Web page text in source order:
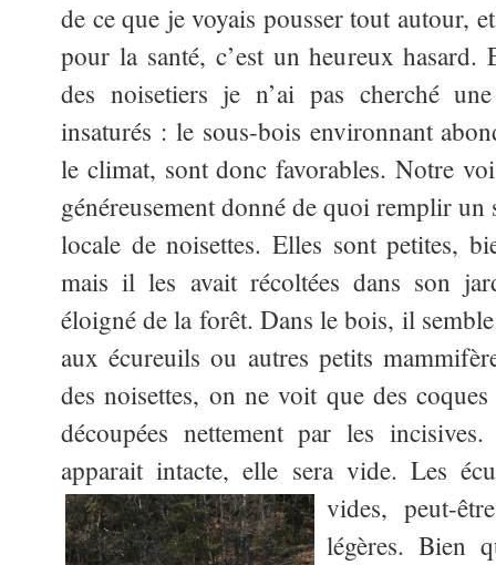
de ce que je voyais pousser tout autour,
pour la santé, c’est un heureux hasard.
des noisetiers je n’ai pas cherché
insaturés : le sous-bois environnant
le climat, sont donc favorables. Notre
généreusement donné de quoi remplir
locale de noisettes. Elles sont petites,
mais il les avait récoltées dans son
éloigné de la forêt. Dans le bois, il
aux écureuils ou autres petits
des noisettes, on ne voit que des
découpées nettement par les
apparait intacte, elle sera vide. Les
vides, peut-
légères. Bien